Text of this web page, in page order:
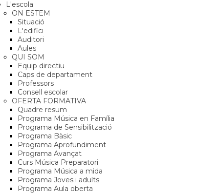
L'escola
ON ESTEM
Situació
L'edifici
Auditori
Aules
QUI SOM
Equip directiu
Caps de departament
Professors
Consell escolar
OFERTA FORMATIVA
Quadre resum
Programa Música en Família
Programa de Sensibilització
Programa Bàsic
Programa Aprofundiment
Programa Avançat
Curs Música Preparatori
Programa Música a mida
Programa Joves i adults
Programa Aula oberta